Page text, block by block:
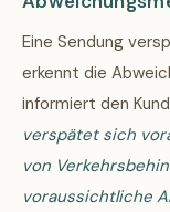
Eine Sendung
erkennt die
informiert den
verspätet sich
von
voraussichtliche